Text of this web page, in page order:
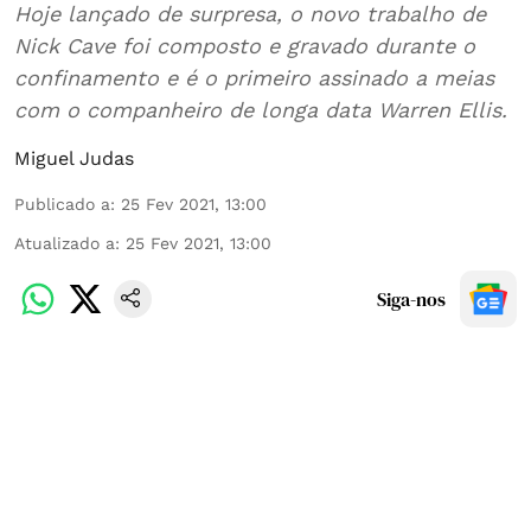
Hoje lançado de surpresa, o novo trabalho de
Nick Cave foi composto e gravado durante o
confinamento e é o primeiro assinado a meias
com o companheiro de longa data Warren Ellis.
Miguel Judas
Publicado a: 25 Fev 2021, 13:00
Atualizado a: 25 Fev 2021, 13:00
Siga-nos